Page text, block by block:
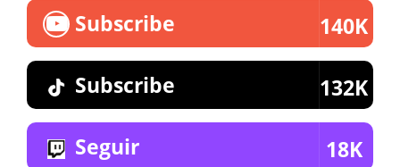
Subscribe 140K
Subscribe 132K
Seguir 18K